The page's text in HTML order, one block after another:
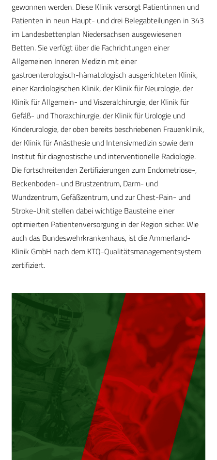
gewonnen werden. Diese Klinik versorgt Patientinnen und
Patienten in neun Haupt- und drei Belegabteilungen in 343
im Landesbettenplan Niedersachsen ausgewiesenen
Betten. Sie verfügt über die Fachrichtungen einer
Allgemeinen Inneren Medizin mit einer
gastroenterologisch-hämatologisch ausgerichteten Klinik,
einer Kardiologischen Klinik, der Klinik für Neurologie, der
Klinik für Allgemein- und Viszeralchirurgie, der Klinik für
Gefäß- und Thoraxchirurgie, der Klinik für Urologie und
Kinderurologie, der oben bereits beschriebenen Frauenklinik,
der Klinik für Anästhesie und Intensivmedizin sowie dem
Institut für diagnostische und interventionelle Radiologie.
Die fortschreitenden Zertifizierungen zum Endometriose-,
Beckenboden- und Brustzentrum, Darm- und
Wundzentrum, Gefäßzentrum, und zur Chest-Pain- und
Stroke-Unit stellen dabei wichtige Bausteine einer
optimierten Patientenversorgung in der Region sicher. Wie
auch das Bundeswehrkrankenhaus, ist die Ammerland-
Klinik GmbH nach dem KTQ-Qualitätsmanagementsystem
zertifiziert.